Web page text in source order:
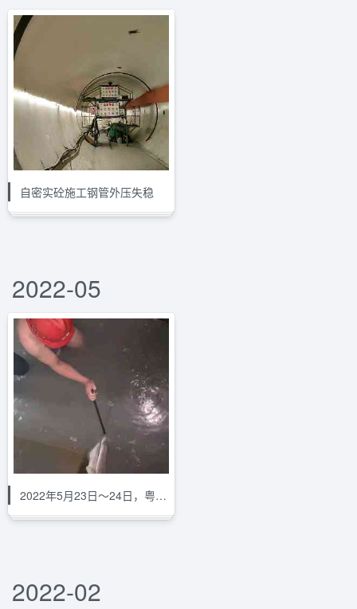
自密实砼施工钢管外压失稳
2022-05
2022年5月23日～24日，粤海8号盾构机
2022-02